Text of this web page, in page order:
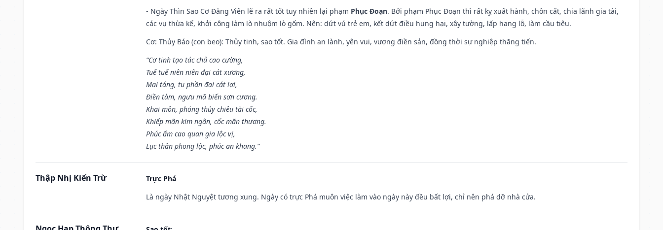
- Ngày Thìn Sao Cơ Đăng Viên lẽ ra rất tốt tuy nhiên lại phạm Phục Đoạn. Bởi phạm Phục Đoạn thì rất kỵ xuất hành, chôn cất, chia lãnh gia tài,
các vụ thừa kế, khởi công làm lò nhuộm lò gốm. Nên: dứt vú trẻ em, kết dứt điều hung hại, xây tường, lấp hang lỗ, làm cầu tiêu.
Cơ: Thủy Báo (con beo): Thủy tinh, sao tốt. Gia đình an lành, yên vui, vượng điền sản, đồng thời sự nghiệp thăng tiến.
“Cơ tinh tạo tác chủ cao cường,
Tuế tuế niên niên đại cát xương,
Mai táng, tu phần đại cát lợi,
Điền tàm, ngưu mã biến sơn cương.
Khai môn, phóng thủy chiêu tài cốc,
Khiếp mãn kim ngân, cốc mãn thương.
Phúc ấm cao quan gia lộc vị,
Lục thân phong lộc, phúc an khang.”
Thập Nhị Kiến Trừ
Trực Phá
Là ngày Nhật Nguyệt tương xung. Ngày có trực Phá muôn việc làm vào ngày này đều bất lợi, chỉ nên phá dỡ nhà cửa.